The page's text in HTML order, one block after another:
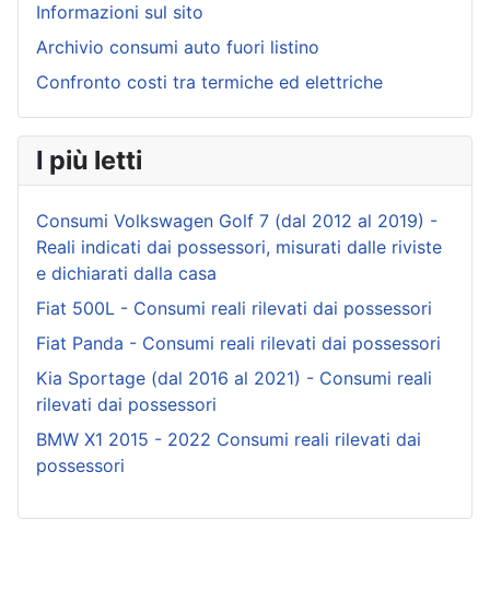
Informazioni sul sito
Archivio consumi auto fuori listino
Confronto costi tra termiche ed elettriche
I più letti
Consumi Volkswagen Golf 7 (dal 2012 al 2019) -
Reali indicati dai possessori, misurati dalle riviste
e dichiarati dalla casa
Fiat 500L - Consumi reali rilevati dai possessori
Fiat Panda - Consumi reali rilevati dai possessori
Kia Sportage (dal 2016 al 2021) - Consumi reali
rilevati dai possessori
BMW X1 2015 - 2022 Consumi reali rilevati dai
possessori